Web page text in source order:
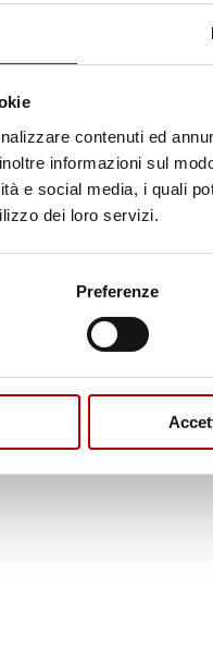
contenuti ed
informazioni sul
e social media, i quali
dei loro servizi.
Preferenze